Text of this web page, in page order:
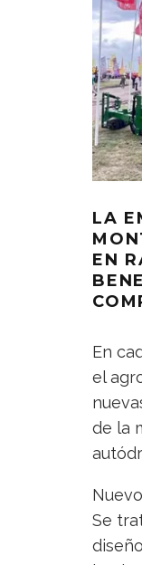
LA
EN
En
el
de la
Se